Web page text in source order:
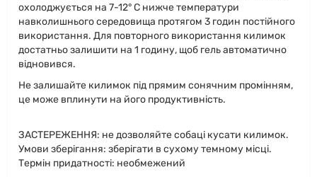
охолоджується на 7-12° С нижче температури
навколишнього середовища протягом 3 годин постійного
використання. Для повторного використання килимок
достатньо залишити на 1 годину, щоб гель автоматично
відновився.
Не залишайте килимок під прямим сонячним промінням,
це може вплинути на його продуктивність.
ЗАСТЕРЕЖЕННЯ: не дозволяйте собаці кусати килимок.
Умови зберігання: зберігати в сухому темному місці.
Термін придатності: необмежений